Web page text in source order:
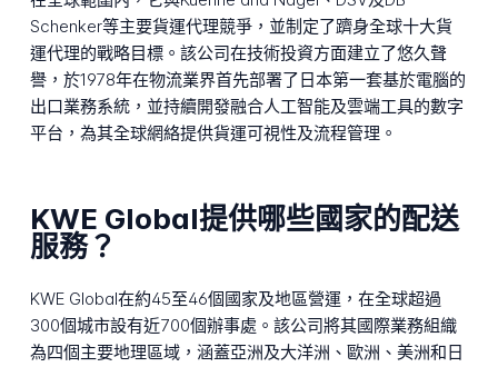
Schenker等主要貨運代理競爭，並制定了躋身全球十大貨
運代理的戰略目標。該公司在技術投資方面建立了悠久聲
譽，於1978年在物流業界首先部署了日本第一套基於電腦的
出口業務系統，並持續開發融合人工智能及雲端工具的數字
平台，為其全球網絡提供貨運可視性及流程管理。
KWE Global提供哪些國家的配送
服務？
KWE Global在約45至46個國家及地區營運，在全球超過
300個城市設有近700個辦事處。該公司將其國際業務組織
為四個主要地理區域，涵蓋亞洲及大洋洲、歐洲、美洲和日